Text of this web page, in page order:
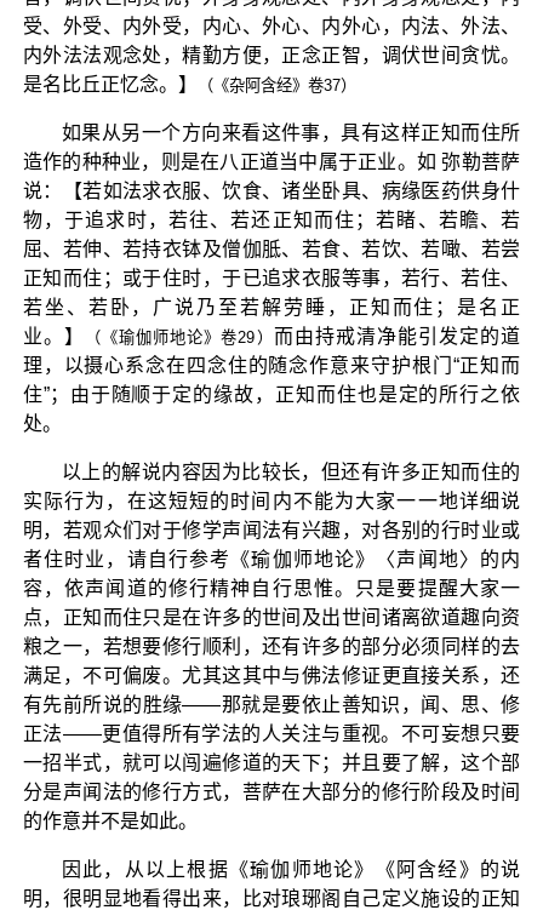
受、外受、内外受，内心、外心、内外心，内法、外法、
内外法法观念处，精勤方便，正念正智，调伏世间贪忧。
是名比丘正忆念。】
（《杂阿含经》卷37）
如果从另一个方向来看这件事，具有这样正知而住所
造作的种种业，则是在八正道当中属于正业。如 弥勒菩萨
说：【若如法求衣服、饮食、诸坐卧具、病缘医药供身什
物，于追求时，若往、若还正知而住；若睹、若瞻、若
屈、若伸、若持衣钵及僧伽胝、若食、若饮、若噉、若尝
正知而住；或于住时，于已追求衣服等事，若行、若住、
若坐、若卧，广说乃至若解劳睡，正知而住；是名正
业。】
（《瑜伽师地论》卷29） 而由持戒清净能引发定的道
理，以摄心系念在四念住的随念作意来守护根门“正知而
住”；由于随顺于定的缘故，正知而住也是定的所行之依
处。
以上的解说内容因为比较长，但还有许多正知而住的
实际行为，在这短短的时间内不能为大家一一地详细说
明，若观众们对于修学声闻法有兴趣，对各别的行时业或
者住时业，请自行参考《瑜伽师地论》〈声闻地〉的内
容，依声闻道的修行精神自行思惟。只是要提醒大家一
点，正知而住只是在许多的世间及出世间诸离欲道趣向资
粮之一，若想要修行顺利，还有许多的部分必须同样的去
满足，不可偏废。尤其这其中与佛法修证更直接关系，还
有先前所说的胜缘——那就是要依止善知识，闻、思、修
正法——更值得所有学法的人关注与重视。不可妄想只要
一招半式，就可以闯遍修道的天下；并且要了解，这个部
分是声闻法的修行方式，菩萨在大部分的修行阶段及时间
的作意并不是如此。
因此，从以上根据《瑜伽师地论》《阿含经》的说
明，很明显地看得出来，比对琅琊阁自己定义施设的正知